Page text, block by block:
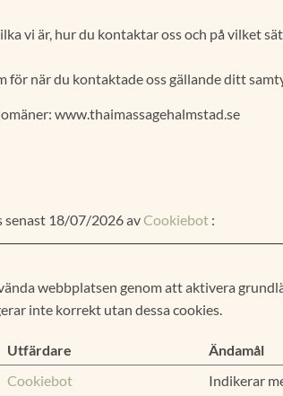
vi är, hur du kontaktar oss och på vilket
för när du kontaktade oss gällande ditt
www.thaimassagehalmstad.se
18/07/2026 avCookiebot :
webbplatsen genom att aktivera
inte korrekt utan dessa cookies.
Utfärdare Ändamål
Cookiebot Indikerar